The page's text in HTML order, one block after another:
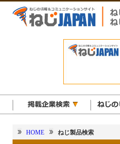
HOME ねじ製品検索